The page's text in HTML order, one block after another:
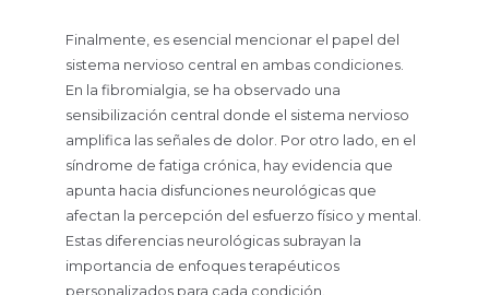
Finalmente, es esencial mencionar el papel del
sistema nervioso central en ambas condiciones.
En la fibromialgia, se ha observado una
sensibilización central donde el sistema nervioso
amplifica las señales de dolor. Por otro lado, en el
síndrome de fatiga crónica, hay evidencia que
apunta hacia disfunciones neurológicas que
afectan la percepción del esfuerzo físico y mental.
Estas diferencias neurológicas subrayan la
importancia de enfoques terapéuticos
personalizados para cada condición.